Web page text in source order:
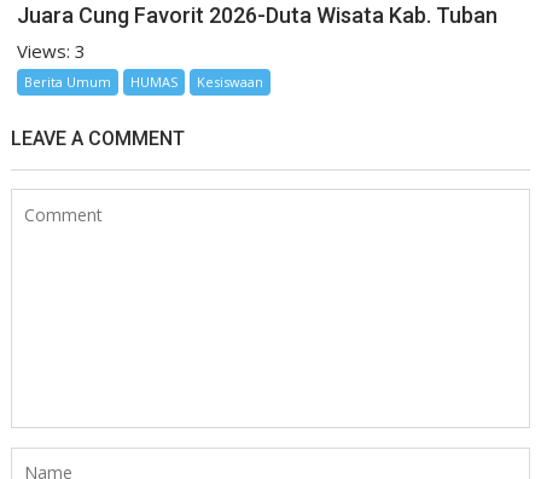
Juara Cung Favorit 2026-Duta Wisata Kab. Tuban
Views: 3
Berita Umum HUMAS Kesiswaan
LEAVE A COMMENT